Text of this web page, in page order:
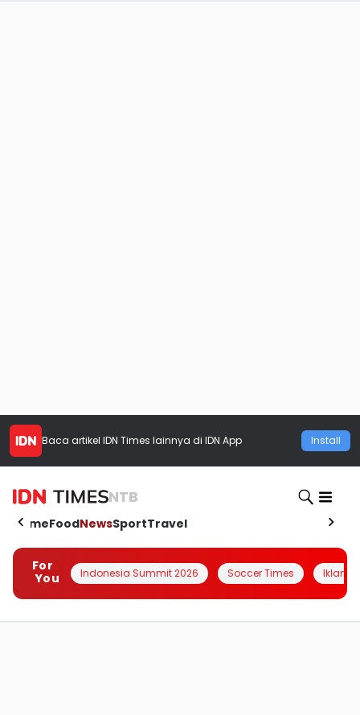
Baca artikel IDN Times lainnya di IDN App Install
NTB
HomeFoodNewsSportTravel
For
You
Indonesia Summit 2026 Soccer Times Iklanin